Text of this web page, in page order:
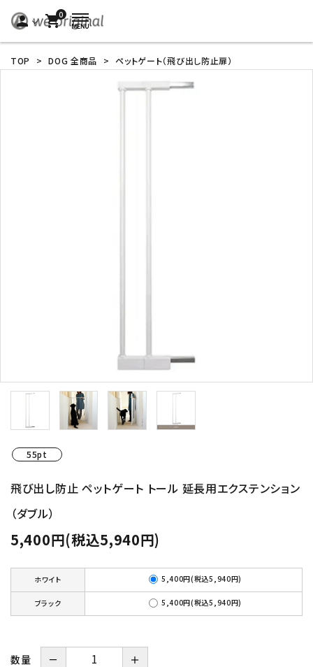
person 0
shopping_cart
TOP > DOG 全商品 > ペットゲート（飛び出し防止扉）
55pt
飛び出し防止 ペットゲート トール 延長用エクステンション
（ダブル）
5,400円(税込5,940円)
ホワイト 5,400円(税込5,940円)
ブラック 5,400円(税込5,940円)
数量 － ＋